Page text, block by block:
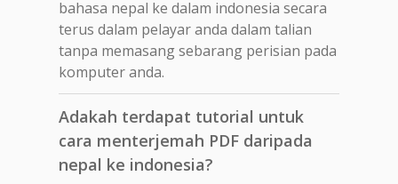
bahasa nepal ke dalam indonesia secara
terus dalam pelayar anda dalam talian
tanpa memasang sebarang perisian pada
komputer anda.
Adakah terdapat tutorial untuk
cara menterjemah PDF daripada
nepal ke indonesia?